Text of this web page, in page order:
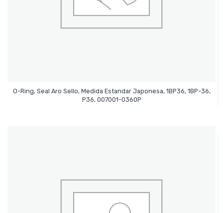
O-Ring, Seal Aro Sello, Medida Estandar Japonesa, 1BP36, 1BP-36,
P36, 007001-0360P
Leer Más